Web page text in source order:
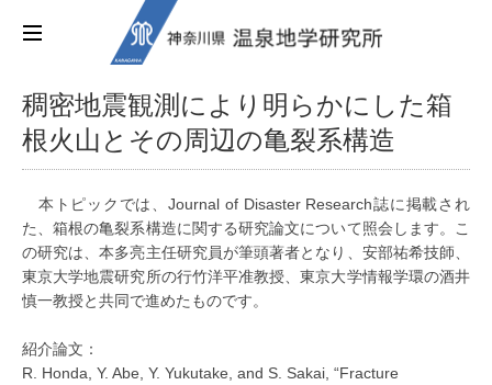
稠密地震観測により明らかにした箱
根火山とその周辺の亀裂系構造
本トピックでは、Journal of Disaster Research誌に掲載され
た、箱根の亀裂系構造に関する研究論文について照会します。こ
の研究は、本多亮主任研究員が筆頭著者となり、安部祐希技師、
東京大学地震研究所の行竹洋平准教授、東京大学情報学環の酒井
慎一教授と共同で進めたものです。
紹介論文：
R. Honda, Y. Abe, Y. Yukutake, and S. Sakai, “Fracture